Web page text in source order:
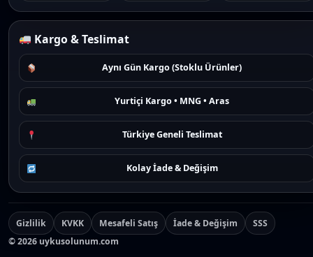
Kargo & Teslimat
Aynı Gün Kargo (Stoklu Ürünler)
Yurtiçi Kargo • MNG • Aras
Türkiye Geneli Teslimat
Kolay İade & Değişim
Gizlilik KVKK Mesafeli Satış İade & Değişim
SSS
©2026 uykusolunum.com